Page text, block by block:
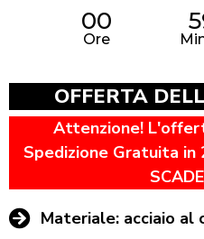
00
Ore
OFFERTA
Attenzione!
Spedizione Gratuita in
Materiale: acciaio al